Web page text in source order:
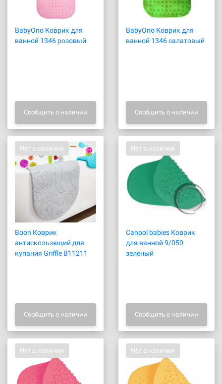
BabyOno Коврик для
ванной 1346 розовый
Сообщить о наличии
BabyOno Коврик для
ванной 1346 салатовый
Сообщить о наличии
Нет в наличии
Boon Коврик
антискользящий для
купания Griffle B11211
Сообщить о наличии
Нет в наличии
Canpol babies Коврик
для ванной 9/050
зеленый
Сообщить о наличии
Нет в наличии Нет в наличии